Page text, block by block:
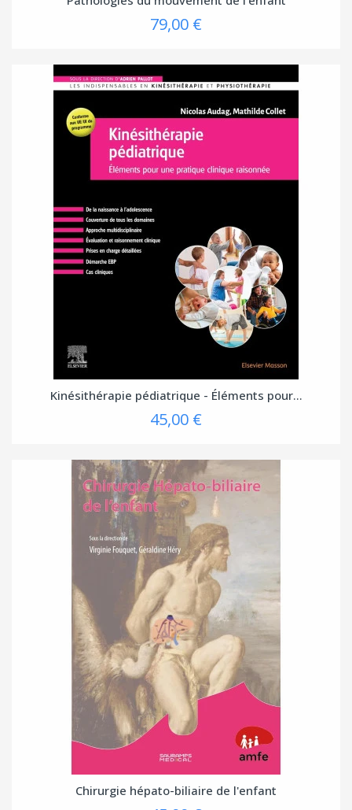
79,00 €
Kinésithérapie pédiatrique - Éléments pour...
45,00 €
Chirurgie hépato-biliaire de l'enfant